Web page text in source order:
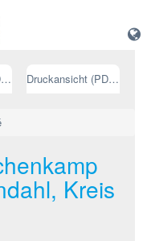
Druckansicht (PDF) // deutsch Druckansicht (PDF) // englisch
Kreis